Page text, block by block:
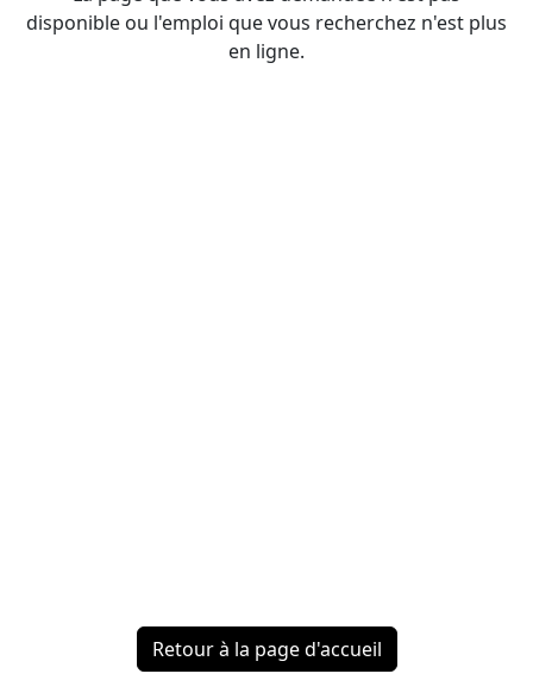
disponible ou l'emploi que vous recherchez n'est plus
en ligne.
Retour à la page d'accueil